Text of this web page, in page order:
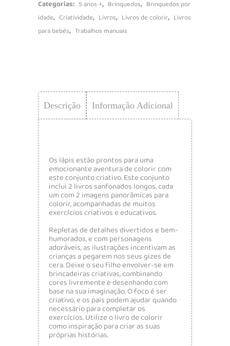
Categorias: 5 anos +, Brinquedos, Brinquedos por
idade, Criatividade, Livros, Livros de colorir, Livros
para bebés, Trabalhos manuais
Descrição Informação Adicional
Os lápis estão prontos para uma
emocionante aventura de colorir com
este conjunto criativo. Este conjunto
inclui 2 livros sanfonados longos, cada
um com 2 imagens panorâmicas para
colorir, acompanhadas de muitos
exercícios criativos e educativos.
Repletas de detalhes divertidos e bem-
humorados, e com personagens
adoráveis, as ilustrações incentivam as
crianças a pegarem nos seus gizes de
cera. Deixe o seu filho envolver-se em
brincadeiras criativas, combinando
cores livremente e desenhando com
base na sua imaginação. O foco é ser
criativo, e os pais podem ajudar quando
necessário para completar os
exercícios. Utilize o livro de colorir
como inspiração para criar as suas
próprias histórias.